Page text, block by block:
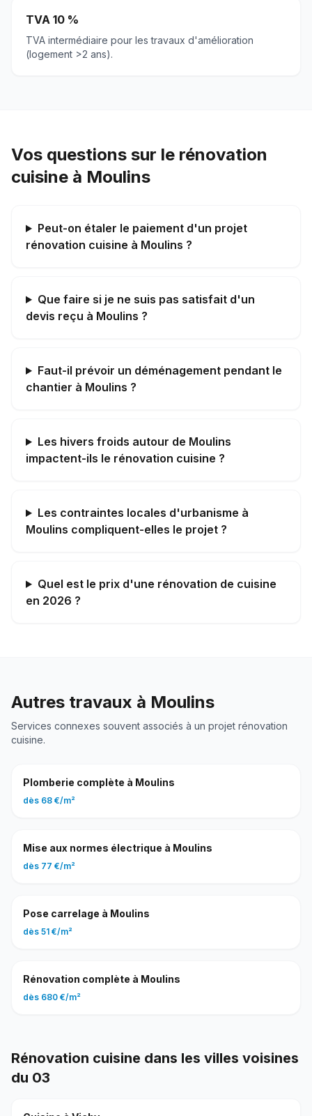
TVA 10 %
TVA intermédiaire pour les travaux d'amélioration
(logement >2 ans).
Vos questions sur le rénovation
cuisine à Moulins
Peut-on étaler le paiement d'un projet
rénovation cuisine à Moulins ?
Que faire si je ne suis pas satisfait d'un
devis reçu à Moulins ?
Faut-il prévoir un déménagement pendant le
chantier à Moulins ?
Les hivers froids autour de Moulins
impactent-ils le rénovation cuisine ?
Les contraintes locales d'urbanisme à
Moulins compliquent-elles le projet ?
Quel est le prix d'une rénovation de cuisine
en 2026 ?
Autres travaux à Moulins
Services connexes souvent associés à un projet rénovation
cuisine.
Plomberie complète à Moulins
dès 68 €/m²
Mise aux normes électrique à Moulins
dès 77 €/m²
Pose carrelage à Moulins
dès 51 €/m²
Rénovation complète à Moulins
dès 680 €/m²
Rénovation cuisine dans les villes voisines
du 03